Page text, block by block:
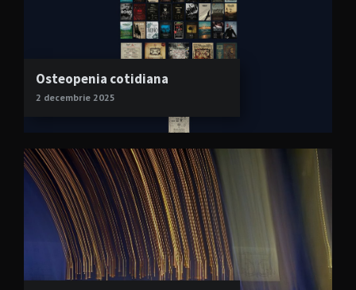
Osteopenia cotidiana
2 decembrie 2025